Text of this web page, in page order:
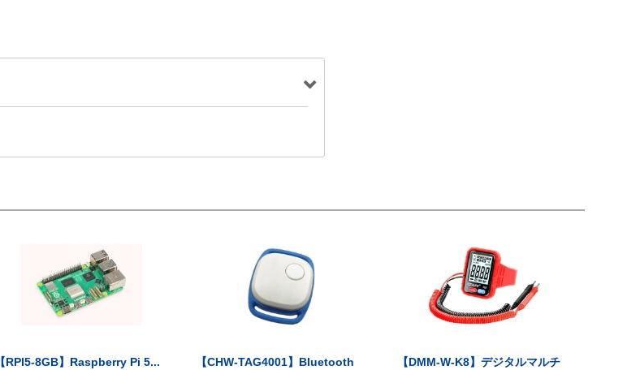
【RPI5-8GB】Raspberry Pi 5...
【CHW-TAG4001】Bluetooth
【DMM-W-K8】デジタルマルチ